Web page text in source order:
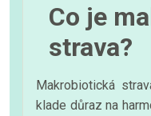
Co je
strava?
Makrobiotická
klade důraz na